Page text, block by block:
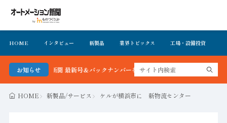
HOME インタビュー 新製品 業界トピックス 工場・設備投資
お知らせ
ション新聞 最新号＆バックナンバーを無料で公開中 詳細はこちら
HOME 新製品/サービス ケルが横浜市に 新物流センター